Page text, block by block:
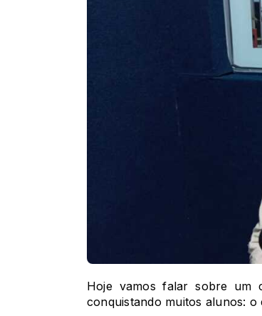
Hoje vamos falar sobre um
conquistando muitos alunos: o